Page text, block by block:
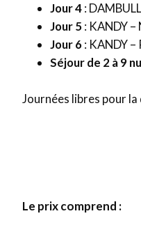
Jour 4:
Jour 5 : KANDY
Jour 6: KANDY –
Séjour de 2 à 9
Journées libres pour
Le prix comprend :